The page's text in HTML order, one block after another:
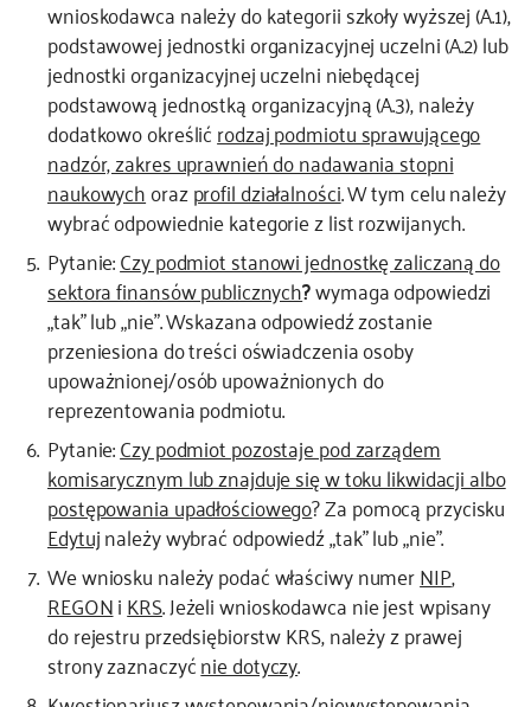
wnioskodawca należy do kategorii szkoły wyższej (A.1),
podstawowej jednostki organizacyjnej uczelni (A.2) lub
jednostki organizacyjnej uczelni niebędącej
podstawową jednostką organizacyjną (A.3), należy
dodatkowo określićrodzaj podmiotu sprawującego
nadzór, zakres uprawnień do nadawania stopni
naukowychorazprofil działalności. W tym celu należy
wybrać odpowiednie kategorie z list rozwijanych.
Pytanie:Czy podmiot stanowi jednostkę zaliczaną do
sektora finansów publicznych?wymaga odpowiedzi
„tak” lub „nie”. Wskazana odpowiedź zostanie
przeniesiona do treści oświadczenia osoby
upoważnionej/osób upoważnionych do
reprezentowania podmiotu.
Pytanie:Czy podmiot pozostaje pod zarządem
komisarycznym lub znajduje się w toku likwidacji albo
postępowania upadłościowego? Za pomocą przycisku
Edytujnależy wybrać odpowiedź „tak” lub „nie”.
We wniosku należy podać właściwy numerNIP,
REGONiKRS. Jeżeli wnioskodawca nie jest wpisany
do rejestru przedsiębiorstw KRS, należy z prawej
strony zaznaczyćnie dotyczy.